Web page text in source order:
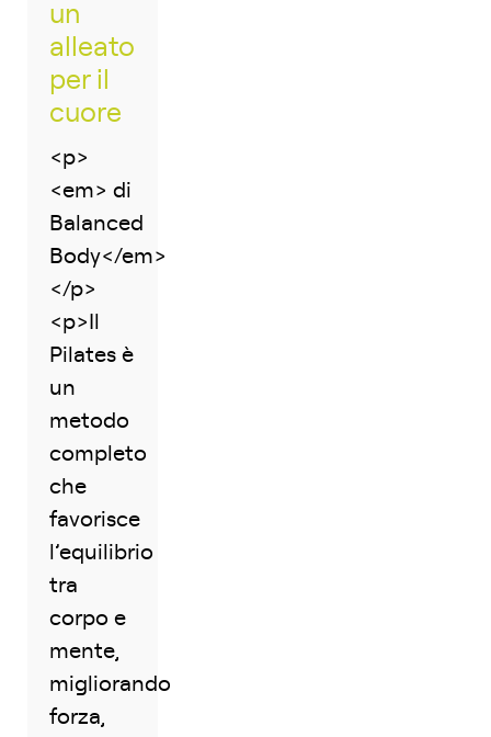
un
alleato
per il
cuore
<p>
<em> di
Balanced
Body</em>
</p>
<p>Il
Pilates è
un
metodo
completo
che
favorisce
l’equilibrio
tra
corpo e
mente,
migliorando
forza,